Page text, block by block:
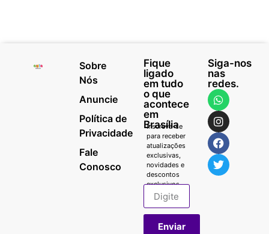
Sobre
Nós
Anuncie
Política de
Privacidade
Fale
Conosco
Fique
ligado
em tudo
o que
acontece
em
Brasília
Inscreva-se
para receber
atualizações
exclusivas,
novidades e
descontos
exclusivos.
Enviar
Siga-nos
nas
redes.